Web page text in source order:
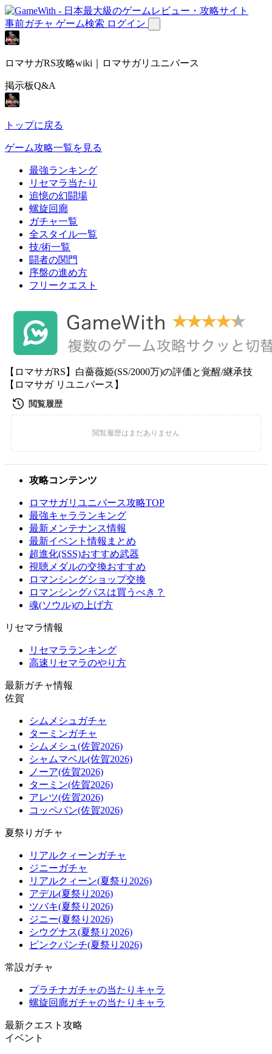
事前ガチャ ゲーム検索 ログイン
ロマサガRS攻略wiki｜ロマサガリユニバース
掲示板Q&A
トップに戻る
ゲーム攻略一覧を見る
最強ランキング
リセマラ当たり
追憶の幻闘場
螺旋回廊
ガチャ一覧
全スタイル一覧
技/術一覧
闘者の関門
序盤の進め方
フリークエスト
【ロマサガRS】白薔薇姫(SS/2000万)の評価と覚醒/継承技
【ロマサガ リユニバース】
攻略コンテンツ
ロマサガリユニバース攻略TOP
最強キャラランキング
最新メンテナンス情報
最新イベント情報まとめ
超進化(SSS)おすすめ武器
視聴メダルの交換おすすめ
ロマンシングショップ交換
ロマンシングパスは買うべき？
魂(ソウル)の上げ方
リセマラ情報
リセマラランキング
高速リセマラのやり方
最新ガチャ情報
佐賀
シムメシュガチャ
ターミンガチャ
シムメシュ(佐賀2026)
シャムマベル(佐賀2026)
ノーア(佐賀2026)
ターミン(佐賀2026)
アレツ(佐賀2026)
コッペパン(佐賀2026)
夏祭りガチャ
リアルクィーンガチャ
ジニーガチャ
リアルクィーン(夏祭り2026)
アデル(夏祭り2026)
ツバキ(夏祭り2026)
ジニー(夏祭り2026)
シウグナス(夏祭り2026)
ピンクパンチ(夏祭り2026)
常設ガチャ
プラチナガチャの当たりキャラ
螺旋回廊ガチャの当たりキャラ
最新クエスト攻略
イベント